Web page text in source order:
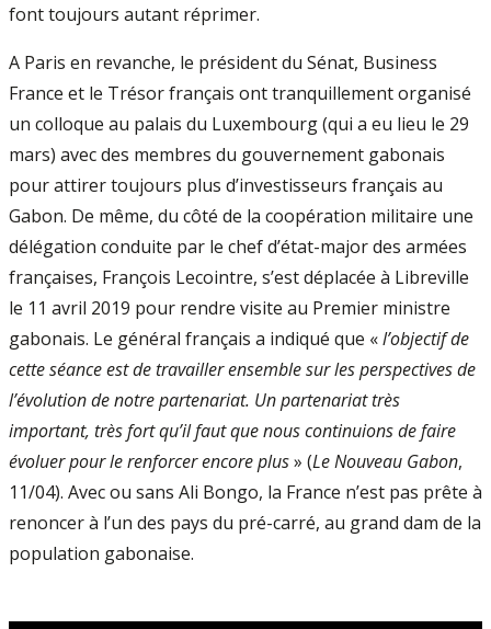
font toujours autant réprimer.
A Paris en revanche, le président du Sénat, Business
France et le Trésor français ont tranquillement organisé
un colloque au palais du Luxembourg (qui a eu lieu le 29
mars) avec des membres du gouvernement gabonais
pour attirer toujours plus d’investisseurs français au
Gabon. De même, du côté de la coopération militaire une
délégation conduite par le chef d’état-major des armées
françaises, François Lecointre, s’est déplacée à Libreville
le 11 avril 2019 pour rendre visite au Premier ministre
gabonais. Le général français a indiqué que «l’objectif de
cette séance est de travailler ensemble sur les perspectives de
l’évolution de notre partenariat. Un partenariat très
important, très fort qu’il faut que nous continuions de faire
évoluer pour le renforcer encore plus» (Le Nouveau Gabon,
11/04). Avec ou sans Ali Bongo, la France n’est pas prête à
renoncer à l’un des pays du pré-carré, au grand dam de la
population gabonaise.